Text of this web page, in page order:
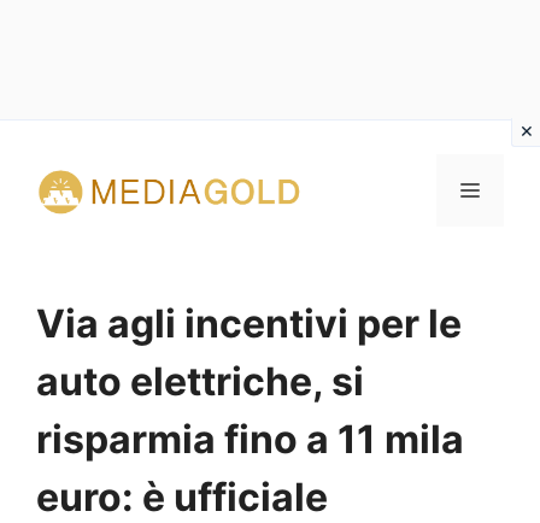
contenuto
MENU
Via agli incentivi per le
auto elettriche, si
risparmia fino a 11 mila
euro: è ufficiale